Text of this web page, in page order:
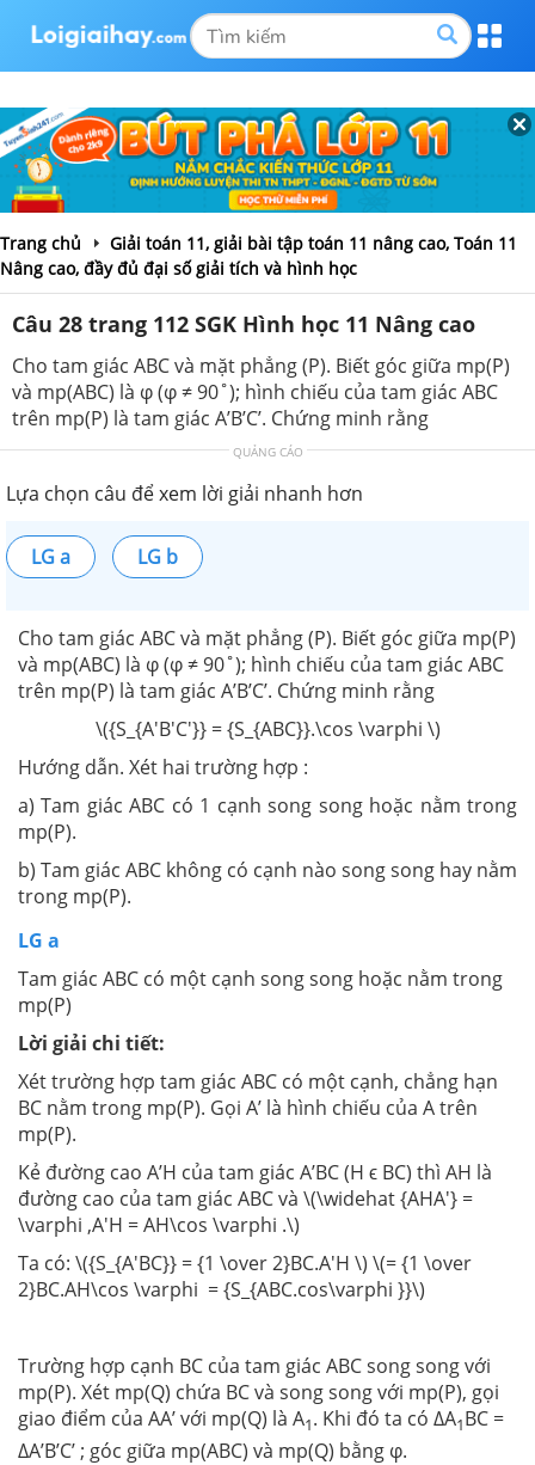
Trang chủ
Giải toán 11, giải bài tập toán 11 nâng cao, Toán 11
Nâng cao, đầy đủ đại số giải tích và hình học
Câu 28 trang 112 SGK Hình học 11 Nâng cao
Cho tam giác ABC và mặt phẳng (P). Biết góc giữa mp(P)
và mp(ABC) là φ (φ ≠ 90˚); hình chiếu của tam giác ABC
trên mp(P) là tam giác A’B’C’. Chứng minh rằng
QUẢNG CÁO
Lựa chọn câu để xem lời giải nhanh hơn
LG a LG b
Cho tam giác ABC và mặt phẳng (P). Biết góc giữa mp(P)
và mp(ABC) là φ (φ ≠ 90˚); hình chiếu của tam giác ABC
trên mp(P) là tam giác A’B’C’. Chứng minh rằng
\({S_{A'B'C'}} = {S_{ABC}}.\cos \varphi \)
Hướng dẫn. Xét hai trường hợp :
a) Tam giác ABC có 1 cạnh song song hoặc nằm trong
mp(P).
b) Tam giác ABC không có cạnh nào song song hay nằm
trong mp(P).
LG a
Tam giác ABC có một cạnh song song hoặc nằm trong
mp(P)
Lời giải chi tiết:
Xét trường hợp tam giác ABC có một cạnh, chẳng hạn
BC nằm trong mp(P). Gọi A’ là hình chiếu của A trên
mp(P).
Kẻ đường cao A’H của tam giác A’BC (H ϵ BC) thì AH là
đường cao của tam giác ABC và \(\widehat {AHA'} =
\varphi ,A'H = AH\cos \varphi .\)
Ta có: \({S_{A'BC}} = {1 \over 2}BC.A'H \) \(= {1 \over
2}BC.AH\cos \varphi = {S_{ABC.cos\varphi }}\)
Trường hợp cạnh BC của tam giác ABC song song với
mp(P). Xét mp(Q) chứa BC và song song với mp(P), gọi
giao điểm của AA’ với mp(Q) là A1. Khi đó ta có ΔA1BC =
ΔA’B’C’ ; góc giữa mp(ABC) và mp(Q) bằng φ.